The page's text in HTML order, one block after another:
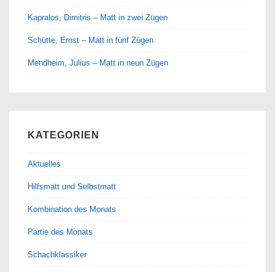
Kapralos, Dimitris – Matt in zwei Zügen
Schütte, Ernst – Matt in fünf Zügen
Mendheim, Julius – Matt in neun Zügen
KATEGORIEN
Aktuelles
Hilfsmatt und Selbstmatt
Kombination des Monats
Partie des Monats
Schachklassiker